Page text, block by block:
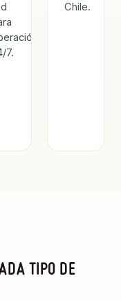
7.
Chile.
TIPO DE